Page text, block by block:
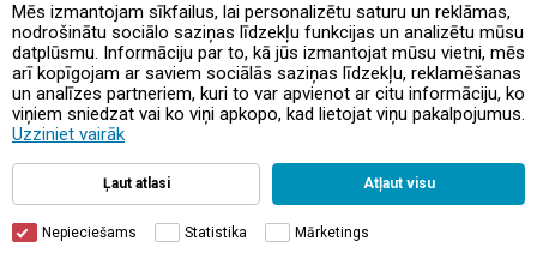
Mēs izmantojam sīkfailus, lai personalizētu saturu un reklāmas,
nodrošinātu sociālo saziņas līdzekļu funkcijas un analizētu mūsu
datplūsmu. Informāciju par to, kā jūs izmantojat mūsu vietni, mēs
arī kopīgojam ar saviem sociālās saziņas līdzekļu, reklamēšanas
un analīzes partneriem, kuri to var apvienot ar citu informāciju, ko
viņiem sniedzat vai ko viņi apkopo, kad lietojat viņu pakalpojumus.
Uzziniet vairāk
Ļaut atlasi Atļaut visu
Nepieciešams Statistika Mārketings
Piedāvājumi un akcijas
Kontakti